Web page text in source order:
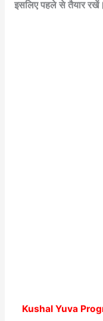
इसलिए पहले से तैयार रखें।
Kushal Yuva